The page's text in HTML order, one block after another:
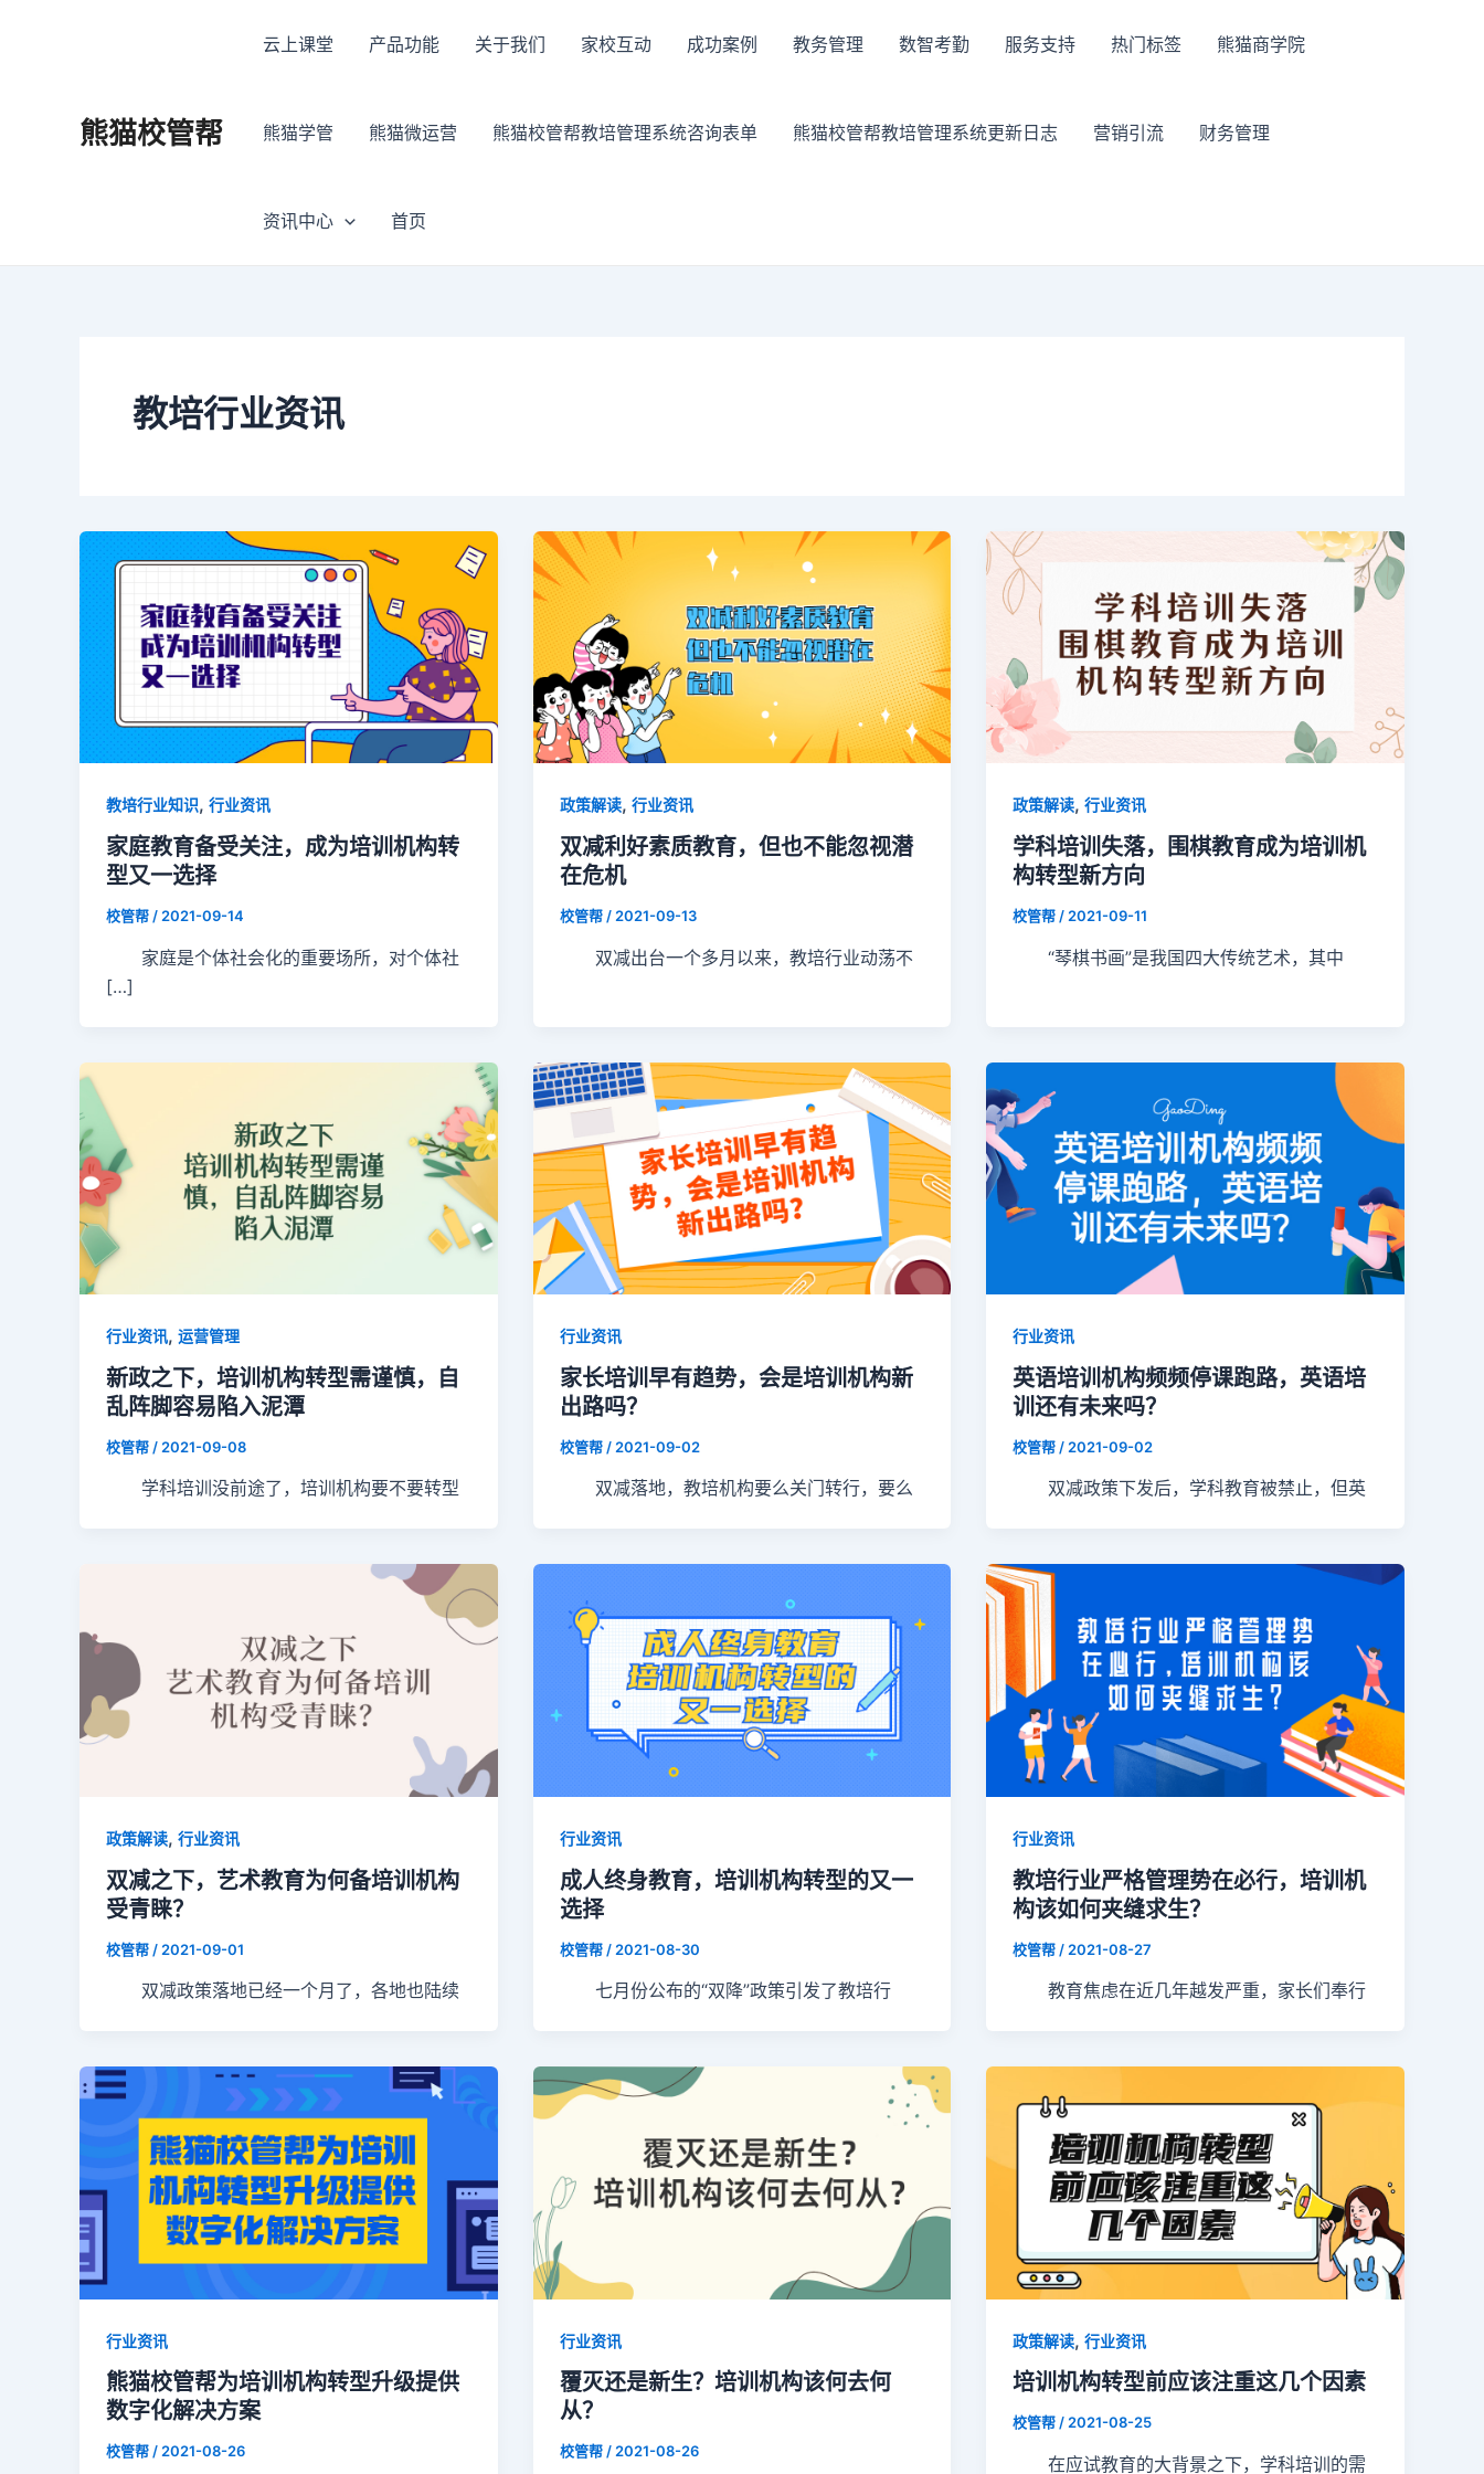
熊猫校管帮
云上课堂 产品功能 关于我们 家校互动 成功案例 教务管理 数智考勤 服务支持 热门标签 熊猫商学院
熊猫学管 熊猫微运营 熊猫校管帮教培管理系统咨询表单 熊猫校管帮教培管理系统更新日志 营销引流 财务管理
资讯中心 首页
教培行业资讯
教培行业知识, 行业资讯
家庭教育备受关注，成为培训机构转
型又一选择
校管帮 / 2021-09-14
家庭是个体社会化的重要场所，对个体社
[…]
政策解读, 行业资讯
双减利好素质教育，但也不能忽视潜
在危机
校管帮 / 2021-09-13
双减出台一个多月以来，教培行业动荡不
政策解读,行业资讯
学科培训失落，围棋教育成为培训机
构转型新方向
校管帮 / 2021-09-11
“琴棋书画”是我国四大传统艺术，其中
行业资讯, 运营管理
新政之下，培训机构转型需谨慎，自
乱阵脚容易陷入泥潭
校管帮 / 2021-09-08
学科培训没前途了，培训机构要不要转型
行业资讯
家长培训早有趋势，会是培训机构新
出路吗？
校管帮 / 2021-09-02
双减落地，教培机构要么关门转行，要么
行业资讯
英语培训机构频频停课跑路，英语培
训还有未来吗？
校管帮 / 2021-09-02
双减政策下发后，学科教育被禁止，但英
政策解读, 行业资讯
双减之下，艺术教育为何备培训机构
受青睐？
校管帮 / 2021-09-01
双减政策落地已经一个月了，各地也陆续
行业资讯
成人终身教育，培训机构转型的又一
选择
校管帮 / 2021-08-30
七月份公布的“双降”政策引发了教培行
行业资讯
教培行业严格管理势在必行，培训机
构该如何夹缝求生？
校管帮 / 2021-08-27
教育焦虑在近几年越发严重，家长们奉行
行业资讯
熊猫校管帮为培训机构转型升级提供
数字化解决方案
校管帮/2021-08-26
行业资讯
覆灭还是新生？培训机构该何去何
从？
校管帮/2021-08-26
政策解读,行业资讯
培训机构转型前应该注重这几个因素
校管帮/2021-08-25
在应试教育的大背景之下，学科培训的需